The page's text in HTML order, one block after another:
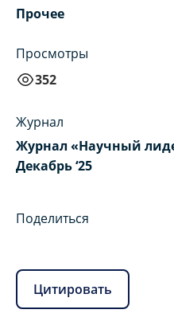
Прочее
Просмотры
352
Журнал
Журнал «Научный
Декабрь ‘25
Поделиться
Цитировать